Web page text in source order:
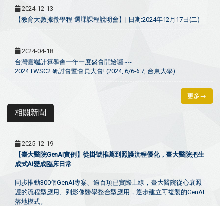
2024-12-13
【教育大數據微學程-選課課程說明會】| 日期:2024年12月17日(二)
2024-04-18
台灣雲端計算學會一年一度盛會開始囉~~
2024 TWSC2 研討會暨會員大會! (2024, 6/6-6.7, 台東大學)
更多→
相關新聞
2025-12-19
【臺大醫院GenAI實例】從掛號推薦到照護流程優化，臺大醫院把生
成式AI變成臨床日常
同步推動300個GenAI專案、逾百項已實際上線，臺大醫院從心衰照
護的流程型應用、到影像醫學整合型應用，逐步建立可複製的GenAI
落地模式。